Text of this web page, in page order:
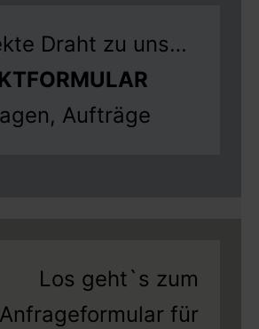
Draht zu uns…
Aufträge
Los geht`s zum
Anfrageformular für